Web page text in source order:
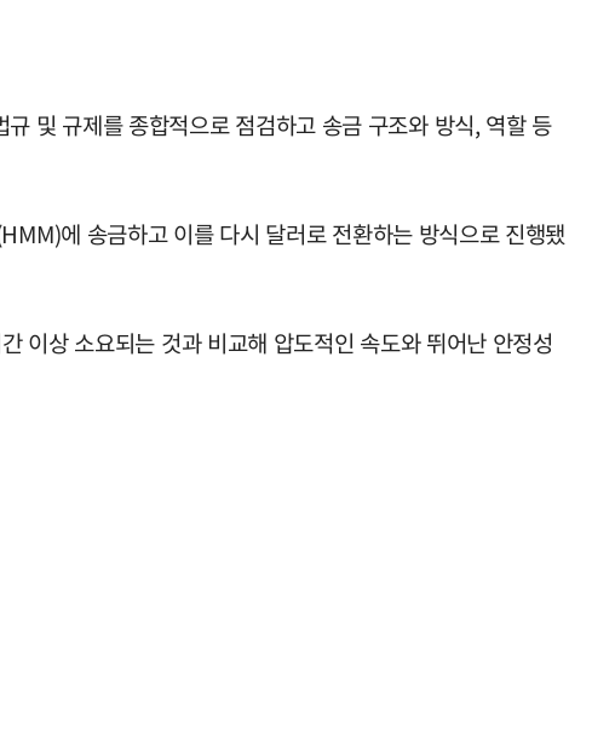
및 규제를 종합적으로 점검하고 송금 구조와 방식, 역할 등
에 송금하고 이를 다시 달러로 전환하는 방식으로 진행됐
이상 소요되는 것과 비교해 압도적인 속도와 뛰어난 안정성